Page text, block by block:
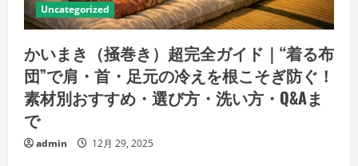
Uncategorized
かいまき（掻巻き）超完全ガイド｜“着る布
団”で肩・首・足元の冷えを根こそぎ防ぐ！
素材別おすすめ・選び方・洗い方・Q&Aま
で
admin 12月 29, 2025